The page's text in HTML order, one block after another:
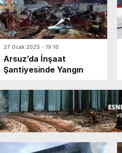
27 Ocak 2025 - 19:10
Arsuz’da İnşaat
Şantiyesinde Yangın